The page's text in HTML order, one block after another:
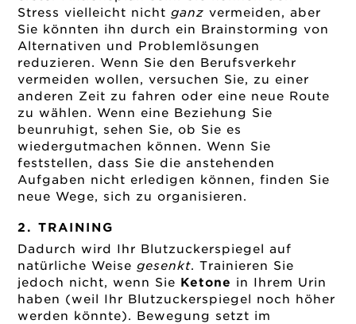
Stress vielleicht nicht ganz vermeiden, aber
Sie könnten ihn durch ein Brainstorming von
Alternativen und Problemlösungen
reduzieren. Wenn Sie den Berufsverkehr
vermeiden wollen, versuchen Sie, zu einer
anderen Zeit zu fahren oder eine neue Route
zu wählen. Wenn eine Beziehung Sie
beunruhigt, sehen Sie, ob Sie es
wiedergutmachen können. Wenn Sie
feststellen, dass Sie die anstehenden
Aufgaben nicht erledigen können, finden Sie
neue Wege, sich zu organisieren.
2. TRAINING
Dadurch wird Ihr Blutzuckerspiegel auf
natürliche Weise gesenkt. Trainieren Sie
jedoch nicht, wenn Sie Ketone in Ihrem Urin
haben (weil Ihr Blutzuckerspiegel noch höher
werden könnte). Bewegung setzt im